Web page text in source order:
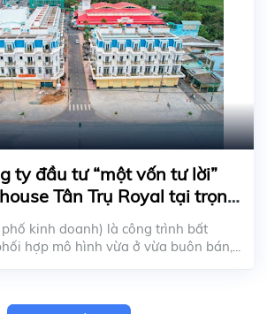
ty đầu tư “một vốn tư lời”
Tân Trụ Royal tại trọng
tinh
kinh doanh) là công trình bất
hợp mô hình vừa ở vừa buôn bán,...